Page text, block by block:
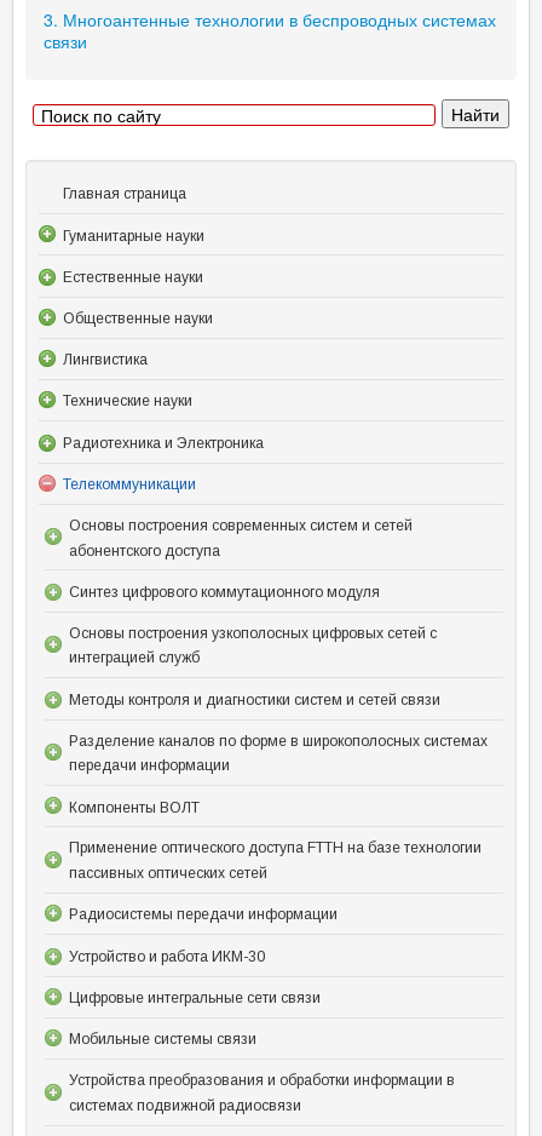
3. Многоантенные технологии в беспроводных системах
связи
Главная страница
Гуманитарные науки
Естественные науки
Общественные науки
Лингвистика
Технические науки
Радиотехника и Электроника
Телекоммуникации
Основы построения современных систем и сетей
абонентского доступа
Синтез цифрового коммутационного модуля
Основы построения узкополосных цифровых сетей с
интеграцией служб
Методы контроля и диагностики систем и сетей связи
Разделение каналов по форме в широкополосных системах
передачи информации
Компоненты ВОЛТ
Применение оптического доступа FTTH на базе технологии
пассивных оптических сетей
Радиосистемы передачи информации
Устройство и работа ИКМ-30
Цифровые интегральные сети связи
Мобильные системы связи
Устройства преобразования и обработки информации в
системах подвижной радиосвязи